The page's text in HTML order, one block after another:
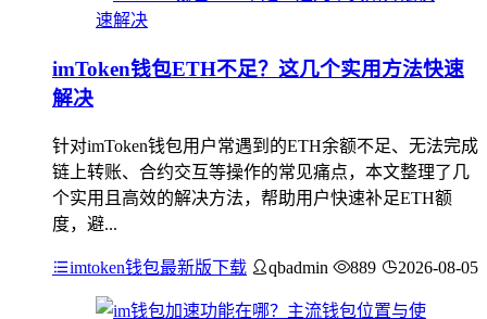
imToken钱包ETH不足？这几个实用方法快速
解决
针对imToken钱包用户常遇到的ETH余额不足、无法完成
链上转账、合约交互等操作的常见痛点，本文整理了几
个实用且高效的解决方法，帮助用户快速补足ETH额
度，避...
imtoken钱包最新版下载 qbadmin 889 2026-08-05